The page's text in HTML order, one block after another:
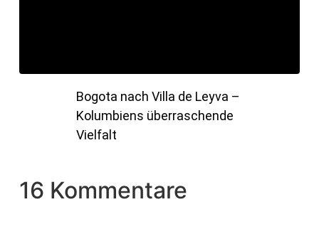
Bogota nach Villa de Leyva –
Kolumbiens überraschende
Vielfalt
16 Kommentare